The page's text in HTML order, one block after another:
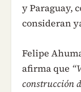
y Paraguay,
consideran
Felipe
afirma que
construcción